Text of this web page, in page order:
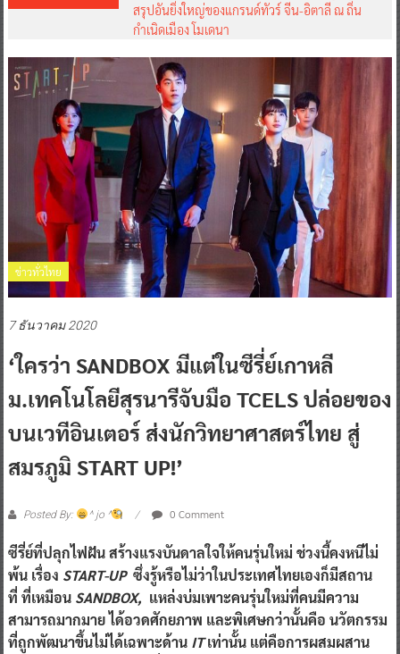
สรุปอันยิ่งใหญ่ของแกรนด์ทัวร์ จีน-อิตาลี ณ ถิ่น
กำเนิดเมือง โมเดนา
ข่าวทั่วไทย
7 ธันวาคม 2020
‘ใครว่า SANDBOX มีแต่ในซีรี่ย์เกาหลี
ม.เทคโนโลยีสุรนารีจับมือ TCELS ปล่อยของ
บนเวทีอินเตอร์ ส่งนักวิทยาศาสตร์ไทย สู่
สมรภูมิ START UP!’
Posted By: ^ jo ^ 0 Comment
ซีรี่ย์ที่ปลุกไฟฝันสร้างแรงบันดาลใจให้คนรุ่นใหม่ ช่วงนี้คงหนีไม่
พ้น เรื่อง START-UP ซึ่งรู้หรือไม่ว่าในประเทศไทยเองก็มีสถาน
ที่ ที่เหมือนSANDBOX, แหล่งบ่มเพาะคนรุ่นใหม่ที่คนมีความ
สามารถมากมายได้อวดศักยภาพ และพิเศษกว่านั้นคือ นวัตกรรม
ที่ถูกพัฒนาขึ้นไม่ได้เฉพาะด้านITเท่านั้น แต่คือการผสมผสาน